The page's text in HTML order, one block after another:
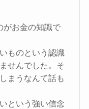
がお金の知識で
ものという認識
せんでした。そ
まうなんて話も
という強い信念